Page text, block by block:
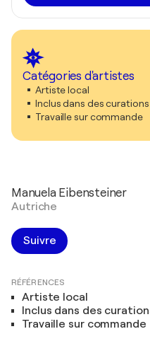
Catégories d'artistes
Artiste local
Inclus dans des
Travaille sur commande
Manuela Eibensteiner
Autriche
Suivre
RÉFÉRENCES
Artiste local
Inclus dans des
Travaille sur commande